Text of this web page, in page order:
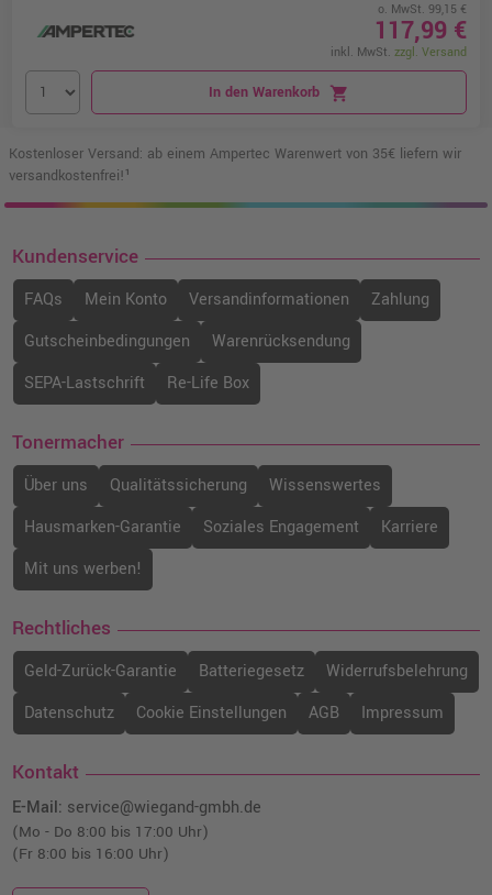
o. MwSt. 99,15 €
117,99 €
inkl. MwSt. zzgl. Versand
In den Warenkorb shopping_cart
Kostenloser Versand: ab einem Ampertec Warenwert von 35€ liefern wir
versandkostenfrei!¹
Kundenservice
FAQs Mein Konto Versandinformationen
Zahlung
Gutscheinbedingungen
Warenrücksendung
SEPA-Lastschrift
Re-Life Box
Tonermacher
Über uns Qualitätssicherung
Wissenswertes
Hausmarken-Garantie
Soziales Engagement
Karriere
Mit uns werben!
Rechtliches
Geld-Zurück-Garantie Batteriegesetz
Widerrufsbelehrung
Datenschutz
Cookie Einstellungen AGB Impressum
Kontakt
E-Mail: service@wiegand-gmbh.de
(Mo - Do 8:00 bis 17:00 Uhr)
(Fr 8:00 bis 16:00 Uhr)